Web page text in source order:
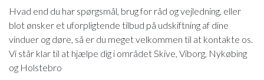
Hvad end du har spørgsmål, brug for råd og vejledning, eller
blot ønsker et uforpligtende tilbud på udskiftning af dine
vinduer og døre, så er du meget velkommen til at kontakte os.
Vi står klar til at hjælpe dig i området Skive, Viborg, Nykøbing
og Holstebro